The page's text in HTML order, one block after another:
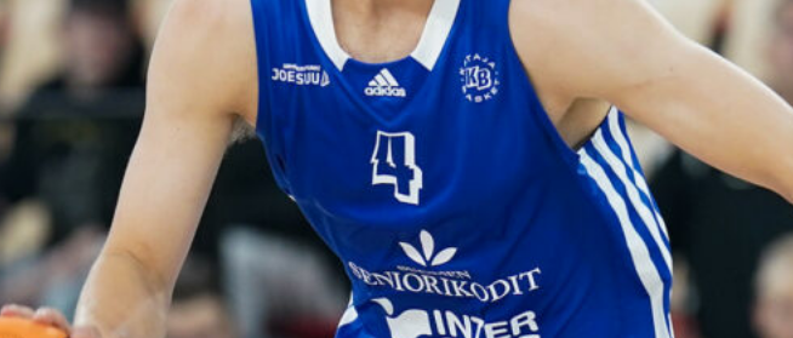
Suomen 15-vuotiaiden tyttöjen
maajoukkue jatkoi
voittokulkuaan Lohjalla
pelattavassa Nordic Open -
turnauksessa kaatamalla
Islannin vakuuttavasti 70–47.
Sudenpennut kohtaa huomenna
turnauksen päätösottelussa
Latvian klo 15.